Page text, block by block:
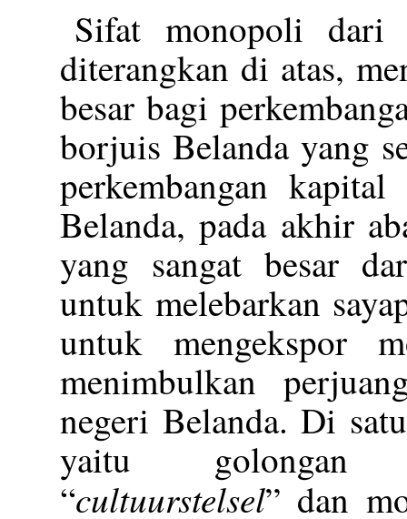
Sifat monopoli dari
diterangkan di atas,
besar bagi
borjuis Belanda yang
perkembangan
Belanda, pada akhir
yang sangat besar
untuk melebarkan
untuk mengekspor
menimbulkan
negeri Belanda. Di
yaitu golongan
“cultuurstelsel” dan